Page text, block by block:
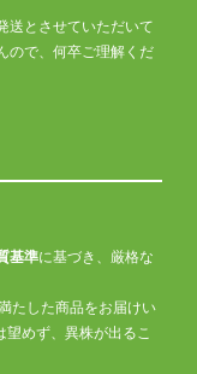
送とさせていただいて
ので、何卒ご理解くだ
基準に基づき、厳格な
たした商品をお届けい
めず、異株が出るこ